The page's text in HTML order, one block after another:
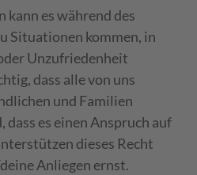
kann es während des
Situationen kommen, in
Unzufriedenheit
dass alle von uns
und Familien
es einen Anspruch auf
dieses Recht
Anliegen ernst.